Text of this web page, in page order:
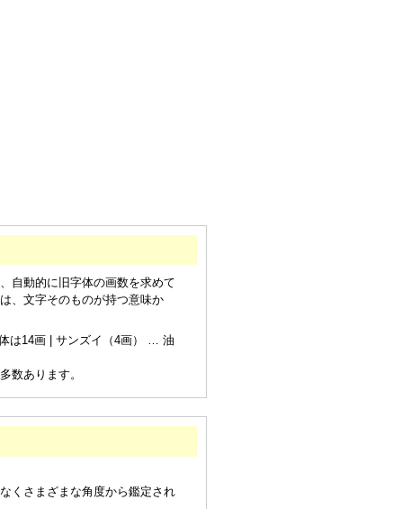
自動的に旧字体の画数を求めて
、文字そのものが持つ意味か
は14画 | サンズイ（4画） … 油
数あります。
くさまざまな角度から鑑定され